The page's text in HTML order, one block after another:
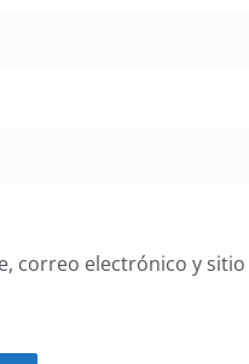
correo electrónico y